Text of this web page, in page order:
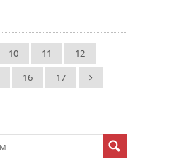
10 11
12
16 17